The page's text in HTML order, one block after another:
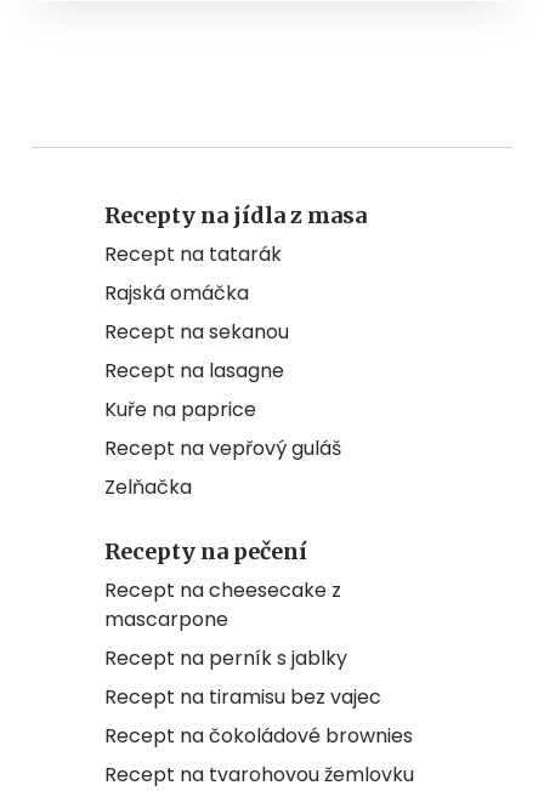
Recepty na jídla z masa
Recept na tatarák
Rajská omáčka
Recept na sekanou
Recept na lasagne
Kuře na paprice
Recept na vepřový guláš
Zelňačka
Recepty na pečení
Recept na cheesecake z
mascarpone
Recept na perník s jablky
Recept na tiramisu bez vajec
Recept na čokoládové brownies
Recept na tvarohovou žemlovku